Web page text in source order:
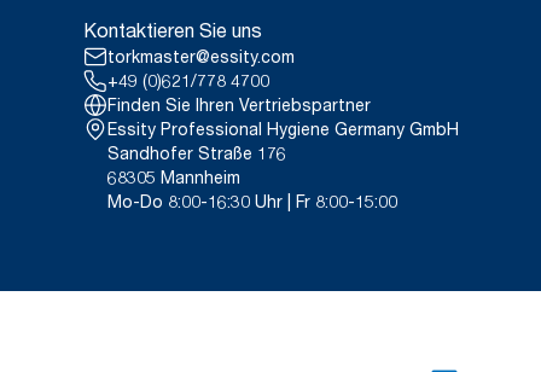
Kontaktieren Sie uns
torkmaster@essity.com
+49 (0)621/778 4700
Finden Sie Ihren Vertriebspartner
Essity Professional Hygiene Germany GmbH
Sandhofer Straße 176
68305 Mannheim
Mo-Do 8:00-16:30 Uhr | Fr 8:00-15:00